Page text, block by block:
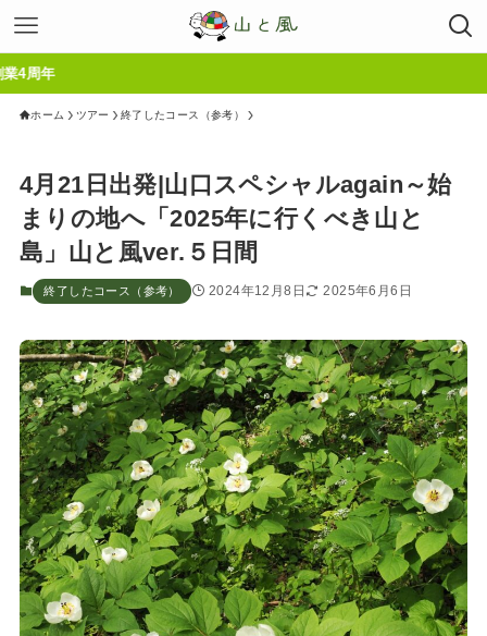
ホーム ツアー 終了したコース（参考）
4月21日出発|山口スペシャルagain～始
まりの地へ「2025年に行くべき山と
島」山と風ver.５日間
終了したコース（参考） 2024年12月8日 2025年6月6日